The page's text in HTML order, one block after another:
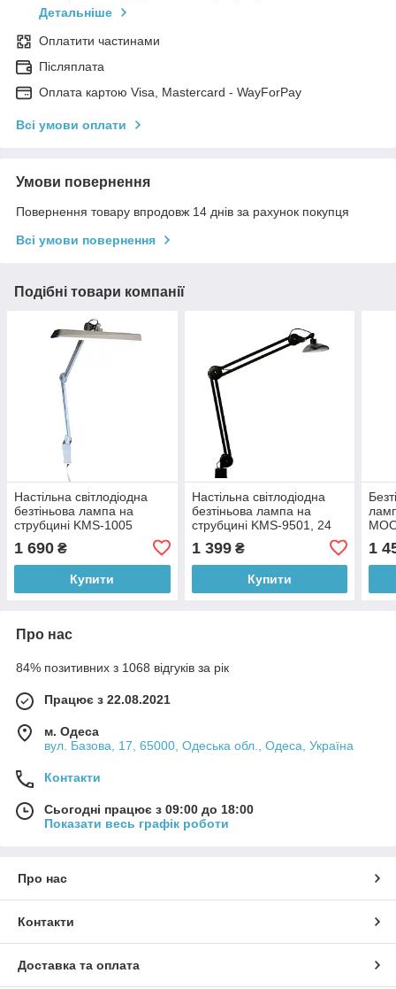
Детальніше
Оплатити частинами
Післяплата
Оплата картою Visa, Mastercard - WayForPay
Всі умови оплати
Умови повернення
Повернення товару впродовж 14 днів за рахунок покупця
Всі умови повернення
Подібні товари компанії
Настільна світлодіодна
безтіньова лампа на
струбцині KMS-1005
1 690 ₴
Купити
Настільна світлодіодна
безтіньова лампа на
струбцині KMS-9501, 24
1 399₴
Купити
1
Про нас
84% позитивних з 1068 відгуків за рік
Працює з 22.08.2021
м. Одеса
вул. Базова, 17, 65000, Одеська обл., Одеса, Україна
Контакти
Сьогодні працює з 09:00 до 18:00
Показати весь графік роботи
Про нас
Контакти
Доставка та оплата